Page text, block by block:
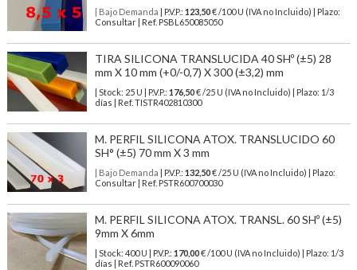
| Bajo Demanda | P.V.P.: 123,50€ /100 U (IVA no Incluido) | Plazo:
Consultar | Ref. PSBL650085050
TIRA SILICONA TRANSLUCIDA 40 SHº (±5) 28
mm X 10 mm (+0/-0,7) X 300 (±3,2) mm
| Stock: 25 U | P.V.P.: 176,50€/25 U (IVA no Incluido)
| Plazo: 1/3
días | Ref. TISTR402810300
M. PERFIL SILICONA ATOX. TRANSLUCIDO 60
SH° (±5) 70 mm X 3 mm
| Bajo Demanda | P.V.P.: 132,50€ /25 U (IVA no Incluido) | Plazo:
Consultar | Ref. PSTR600700030
M. PERFIL SILICONA ATOX. TRANSL. 60 SHº (±5)
9mm X 6mm
| Stock: 400 U | P.V.P.: 170,00€/100 U (IVA no Incluido)
| Plazo: 1/3
días | Ref. PSTR600090060